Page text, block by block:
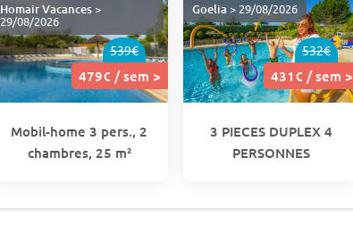
539€
479€ / sem >
Homair Vacances>
29/08/2026
Mobil-home 3 pers., 2
chambres, 25 m²
532€
431€ / sem >
Goelia > 29/08/2026
3 PIECES DUPLEX 4
PERSONNES